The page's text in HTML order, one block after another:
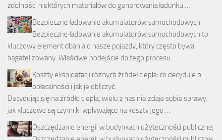
zdolności niektórych materiałów do generowania ładunku …
Bezpieczne ładowanie akumulatorów samochodowych
Bezpieczne ładowanie akumulatorów samochodowych to
kluczowy element dbania o nasze pojazdy, który często bywa
bagatelizowany. Właściwe podejście do tego procesu …
Koszty eksploatacji różnych źródeł ciepła: co decyduje o
opłacalności i jak je obliczyć
Decydując się na źródło ciepła, wielu z nas nie zdaje sobie sprawy,
jak kluczowe są czynniki wpływające na koszty jego …
Oszczędzanie energii w budynkach użyteczności publicznej